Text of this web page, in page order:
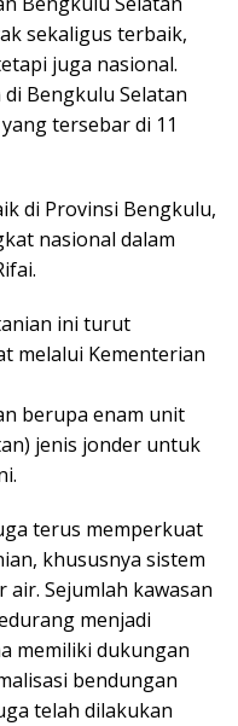
sekaligus terbaik,
juga nasional.
Bengkulu Selatan
tersebar di 11
di Provinsi Bengkulu,
nasional dalam
ini turut
melalui Kementerian
berupa enam unit
jenis jonder untuk
terus memperkuat
khususnya sistem
Sejumlah kawasan
menjadi
memiliki dukungan
bendungan
telah dilakukan